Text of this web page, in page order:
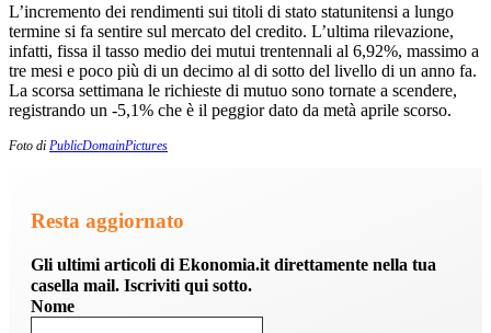
L’incremento dei rendimenti sui titoli di stato statunitensi a lungo
termine si fa sentire sul mercato del credito. L’ultima rilevazione,
infatti, fissa il tasso medio dei mutui trentennali al 6,92%, massimo a
tre mesi e poco più di un decimo al di sotto del livello di un anno fa.
La scorsa settimana le richieste di mutuo sono tornate a scendere,
registrando un -5,1% che è il peggior dato da metà aprile scorso.
Foto di PublicDomainPictures
Resta aggiornato
Gli ultimi articoli di Ekonomia.it direttamente nella tua
casella mail. Iscriviti qui sotto.
Nome